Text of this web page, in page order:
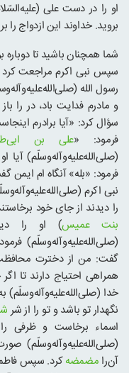
او را در دست علی
بروید. خداوند این ازدواج را
شما همچنان باشید تا دوباره
سپس نبی اکرم مراجعت
رسول الله
و مادرم فدایت باد، در را
سؤال کرد: «آیا برادرم
فرمود: «علی بن
(صلی‌الله‌علیه‌و‌آله‌وسلّم)
فرمود: «بله» آنگاه‌ ام ایمن
نبی اکرم
را دیدند از جای خود
بنت عمیس) او را
(صلی‌الله‌علیه‌و‌آله‌وسلّم)
گفت: من از دخترت
همراهی احتیاج دارند تا
خدا
نگهدار تو باشد و تو را از شر
اسماء برخاست و ظرفی
(صلی‌الله‌علیه‌و‌آله‌وسلّم)
آن‌را مضمضهکرد. سپس